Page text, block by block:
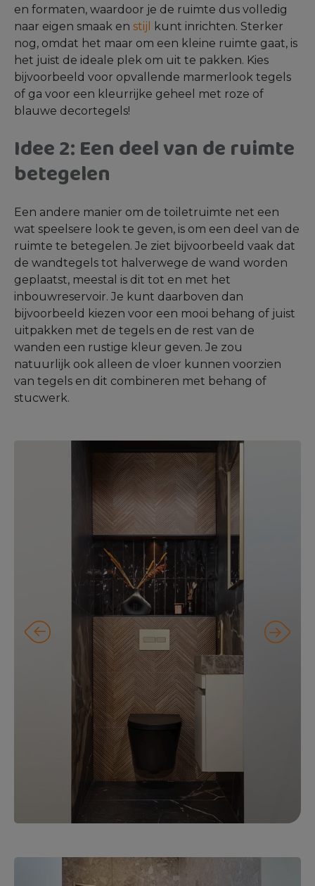
en formaten, waardoor je de ruimte dus volledig
naar eigen smaak en stijl
kunt inrichten. Sterker
nog, omdat het maar om een kleine ruimte gaat, is
het juist de ideale plek om uit te pakken. Kies
bijvoorbeeld voor opvallende marmerlook tegels
of ga voor een kleurrijke geheel met roze of
blauwe decortegels!
Idee 2: Een deel van de ruimte
betegelen
Een andere manier om de toiletruimte net een
wat speelsere look te geven, is om een deel van de
ruimte te betegelen. Je ziet bijvoorbeeld vaak dat
de wandtegels tot halverwege de wand worden
geplaatst, meestal is dit tot en met het
inbouwreservoir. Je kunt daarboven dan
bijvoorbeeld kiezen voor een mooi behang of juist
uitpakken met de tegels en de rest van de
wanden een rustige kleur geven. Je zou
natuurlijk ook alleen de vloer kunnen voorzien
van tegels en dit combineren met behang of
stucwerk.